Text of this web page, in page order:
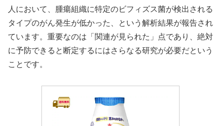
人において、腫瘍組織に特定のビフィズス菌が検出される
タイプのがん発生が低かった、という解析結果が報告され
ています。重要なのは「関連が見られた」点であり、絶対
に予防できると断定するにはさらなる研究が必要だという
ことです。